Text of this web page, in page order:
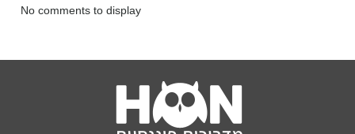
No comments to display